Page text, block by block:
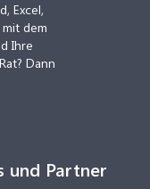
Excel,
dem
Ihre
Dann
und Partner